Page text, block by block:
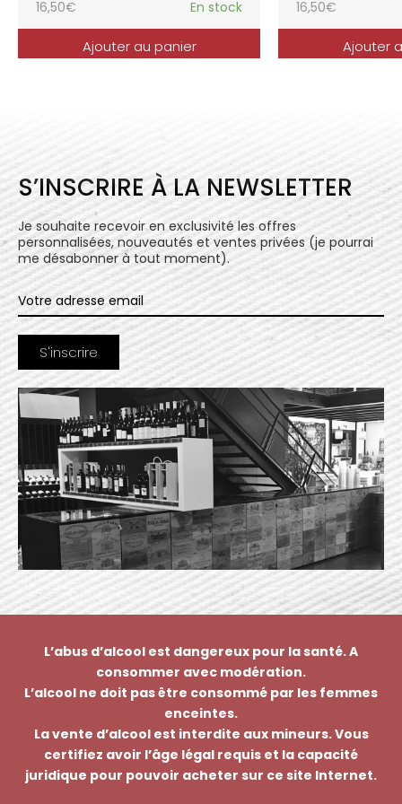
16,50€ En stock
Ajouter au panier
16,50€
Ajouter
S’INSCRIRE À LA NEWSLETTER
Je souhaite recevoir en exclusivité les offres
personnalisées, nouveautés et ventes privées (je pourrai
me désabonner à tout moment).
L’abus d’alcool est dangereux pour la santé. A
consommer avec modération.
L’alcool ne doit pas être consommé par les femmes
enceintes.
La vente d’alcool est interdite aux mineurs. Vous
certifiez avoir l’âge légal requis et la capacité
juridique pour pouvoir acheter sur ce site Internet.